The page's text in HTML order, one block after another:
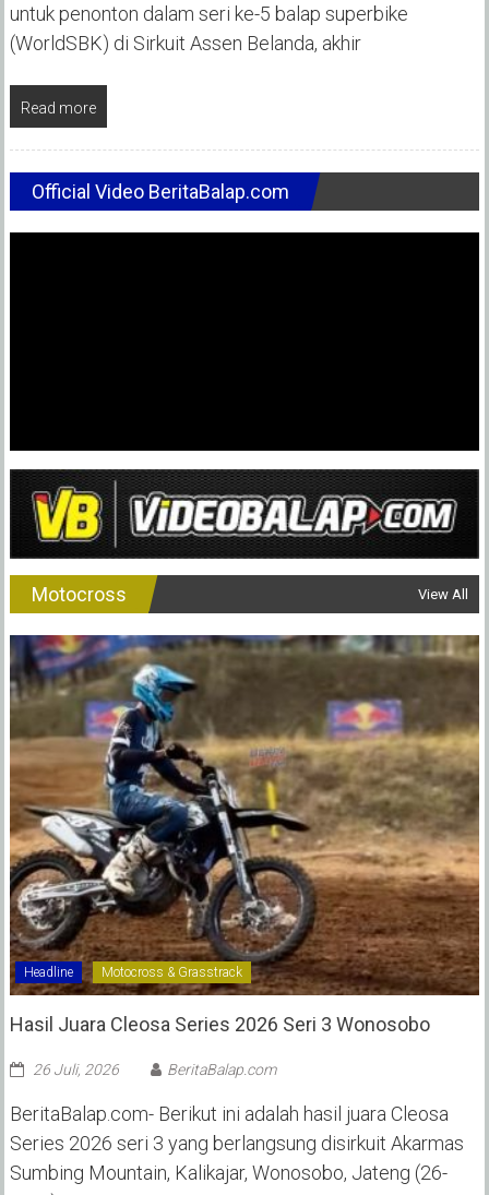
untuk penonton dalam seri ke-5 balap superbike
(WorldSBK) di Sirkuit Assen Belanda, akhir
Read more
Official Video BeritaBalap.com
Motocross View All
Headline Motocross & Grasstrack
Hasil Juara Cleosa Series 2026 Seri 3 Wonosobo ‎
26 Juli, 2026 BeritaBalap.com
BeritaBalap.com- Berikut ini adalah hasil juara Cleosa
Series 2026 seri 3 yang berlangsung disirkuit Akarmas
Sumbing Mountain, Kalikajar, Wonosobo, Jateng (26-